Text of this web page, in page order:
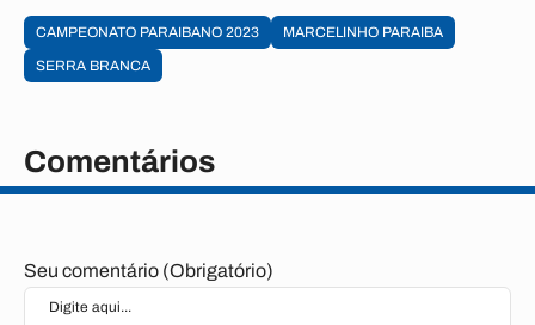
CAMPEONATO PARAIBANO 2023
MARCELINHO PARAIBA
SERRA BRANCA
Comentários
Seu comentário (Obrigatório)